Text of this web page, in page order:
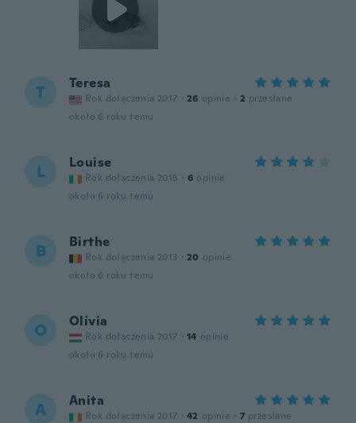
T Teresa
Rok dołączenia 2017 · 26 opinie · 2 przesłane
około 6 roku temu
L Louise
Rok dołączenia 2015 · 6 opinie
około 6 roku temu
B Birthe
Rok dołączenia 2013 · 20 opinie
około 6 roku temu
O Olívia
Rok dołączenia 2017 · 14 opinie
około 6 roku temu
A Anita
Rok dołączenia 2017 · 42 opinie · 7 przesłane